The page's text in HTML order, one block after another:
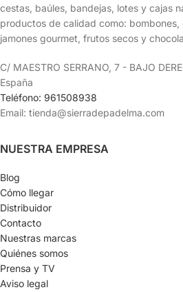
cestas, baúles, bandejas, lotes y cajas
productos de calidad como: bombones,
jamones gourmet, frutos secos y
C/ MAESTRO SERRANO, 7 - BAJO
España
Teléfono: 961508938
Email: tienda@sierradepadelma.com
NUESTRA EMPRESA
Blog
Cómo llegar
Distribuidor
Contacto
Nuestras marcas
Quiénes somos
Prensa y TV
Aviso legal